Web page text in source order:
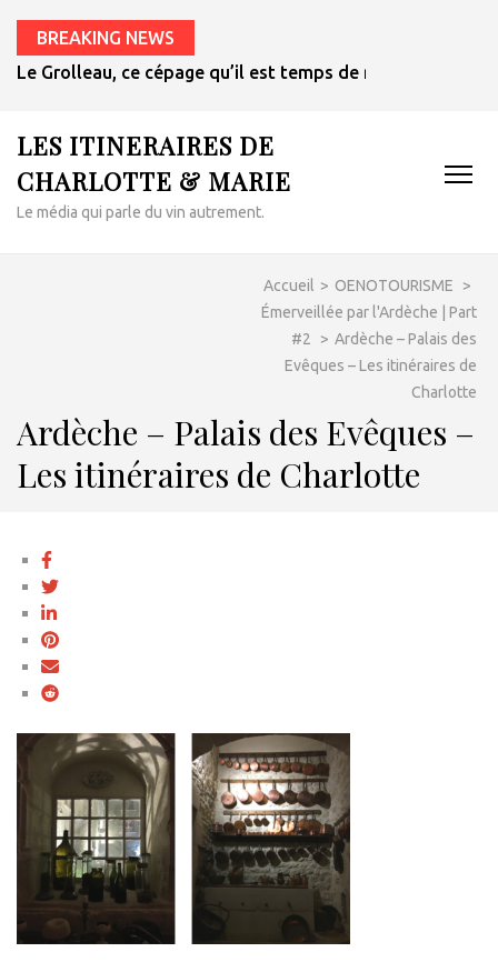
BREAKING NEWS
Le Grolleau, ce cépage qu’il est temps de redécouvrir
LES ITINERAIRES DE
CHARLOTTE & MARIE
Le média qui parle du vin autrement.
Accueil > OENOTOURISME
>
Émerveillée par l'Ardèche | Part
#2
> Ardèche – Palais des
Evêques – Les itinéraires de
Charlotte
Ardèche – Palais des Evêques –
Les itinéraires de Charlotte